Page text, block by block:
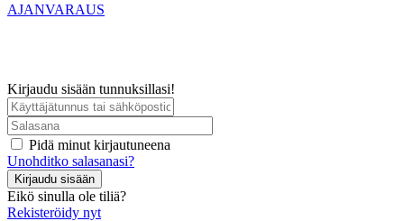
AJANVARAUS
Kirjaudu sisään tunnuksillasi!
Pidä minut kirjautuneena
Unohditko salasanasi?
Kirjaudu sisään
Eikö sinulla ole tiliä?
Rekisteröidy nyt